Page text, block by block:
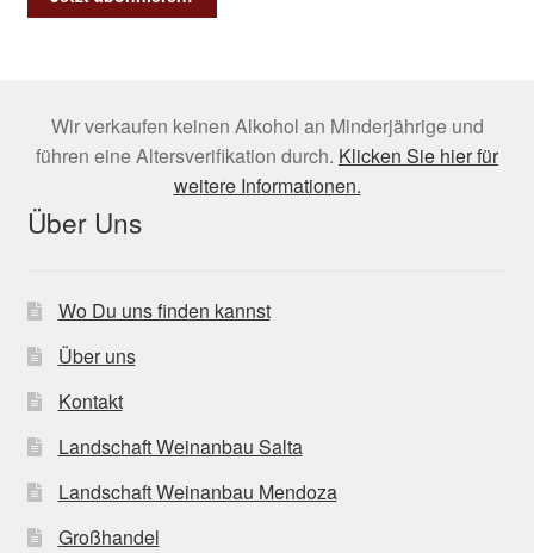
Wir verkaufen keinen Alkohol an Minderjährige und
führen eine Altersverifikation durch. Klicken Sie hier für
weitere Informationen.
Über Uns
Wo Du uns finden kannst
Über uns
Kontakt
Landschaft Weinanbau Salta
Landschaft Weinanbau Mendoza
Großhandel